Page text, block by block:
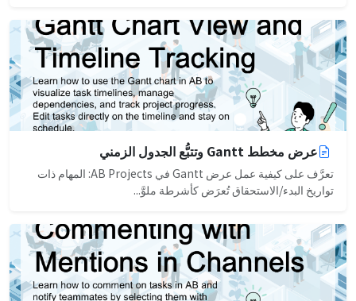
عرض مخطط Gantt وتتبُّع الجدول الزمني
تعرَّف على كيفية عمل عرض Gantt في AB Projects: المهام ذات
تواريخ البدء/الاستحقاق تُعرَض كأشرطة ملوَّ...